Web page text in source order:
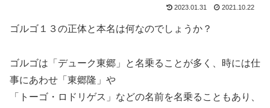
2023.01.31 2021.10.22
ゴルゴ１３の正体と本名は何なのでしょうか？
ゴルゴは「デューク東郷」と名乗ることが多く、時には仕
事にあわせ「東郷隆」や
「トーゴ・ロドリゲス」などの名前を名乗ることもあり、